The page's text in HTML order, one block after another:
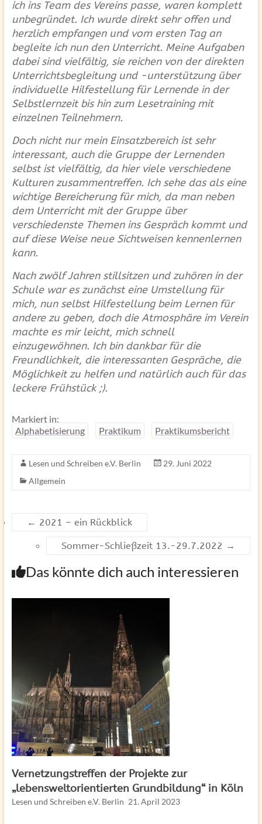
ich ins Team des Vereins passe, waren komplett
unbegründet. Ich wurde direkt sehr offen und
herzlich empfangen und vom ersten Tag an
begleite ich nun den Unterricht. Meine Aufgaben
dabei sind vielfältig, sie reichen von der direkten
Unterrichtsbegleitung und -unterstützung über
individuelle Hilfestellung für Lernende in der
Selbstlernzeit bis hin zum Lesetraining mit
einzelnen Teilnehmern.
Doch nicht nur mein Einsatzbereich ist sehr
interessant, auch die Gruppe der Lernenden
selbst ist vielfältig, da hier viele verschiedene
Kulturen zusammentreffen. Ich sehe das als eine
wichtige Bereicherung für mich, da man neben
dem Unterricht mit der Gruppe über
verschiedenste Themen ins Gespräch kommt und
auf diese Weise neue Sichtweisen kennenlernen
kann.
Nach zwölf Jahren stillsitzen und zuhören in der
Schule war es zunächst eine Umstellung für
mich, nun selbst Hilfestellung beim Lernen für
andere zu geben, doch die Atmosphäre im Verein
machte es mir leicht, mich schnell
einzugewöhnen. Ich bin dankbar für die
Freundlichkeit, die interessanten Gespräche, die
Möglichkeit zu helfen und natürlich auch für das
leckere Frühstück ;).
Markiert in:
Alphabetisierung
Praktikum Praktikumsbericht
Lesen und Schreiben e.V. Berlin
29. Juni 2022
Allgemein
← 2021 – ein Rückblick
Sommer-Schließzeit 13.-29.7.2022 →
Das könnte dich auch interessieren
Vernetzungstreffen der Projekte zur
„lebensweltorientierten Grundbildung“ in Köln
Lesen und Schreiben e.V. Berlin 21. April 2023